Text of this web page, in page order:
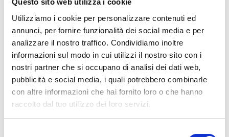
Questo sito web utilizza i cookie
Utilizziamo i cookie per personalizzare contenuti ed
annunci, per fornire funzionalità dei social media e per
analizzare il nostro traffico. Condividiamo inoltre
informazioni sul modo in cui utilizzi il nostro sito con i
nostri partner che si occupano di analisi dei dati web,
pubblicità e social media, i quali potrebbero combinarle
con altre informazioni che hai fornito loro o che hanno
raccolto dal tuo utilizzo dei loro servizi.
accoppiato rispetta gli standard di sicurezza con una
classificazione al fuoco B-s1, d0 secondo la norma UNI
EN 13501-1, garantendo così conformità ai massimi
criteri di sicurezza.
Caratteristiche:
Isolamento Acustico con Lastra di Cartongesso
Integrata 150-5: Questo modello ha uno spessore